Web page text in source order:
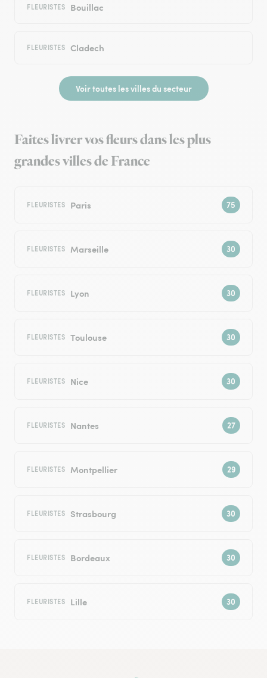
FLEURISTES Bouillac
FLEURISTES Cladech
Voir toutes les villes du secteur
Faites livrer vos fleurs dans les plus
grandes villes de France
FLEURISTES Paris
FLEURISTES Marseille
FLEURISTES Lyon
FLEURISTES Toulouse
FLEURISTES Nice
FLEURISTES Nantes
FLEURISTES Montpellier
FLEURISTES Strasbourg
FLEURISTES Bordeaux
FLEURISTES Lille